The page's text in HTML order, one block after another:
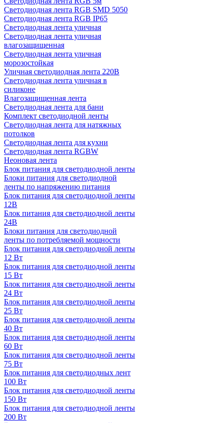
Светодиодная лента RGB SMD 5050
Светодиодная лента RGB IP65
Светодиодная лента уличная
Светодиодная лента уличная
влагозащищенная
Светодиодная лента уличная
морозостойкая
Уличная светодиодная лента 220В
Светодиодная лента уличная в
силиконе
Влагозащищенная лента
Светодиодная лента для бани
Комплект светодиодной ленты
Светодиодная лента для натяжных
потолков
Светодиодная лента для кухни
Светодиодная лента RGBW
Неоновая лента
Блок питания для светодиодной ленты
Блоки питания для светодиодной
ленты по напряжению питания
Блок питания для светодиодной ленты
12В
Блок питания для светодиодной ленты
24В
Блоки питания для светодиодной
ленты по потребляемой мощности
Блок питания для светодиодной ленты
12 Вт
Блок питания для светодиодной ленты
15 Вт
Блок питания для светодиодной ленты
24 Вт
Блок питания для светодиодной ленты
25 Вт
Блок питания для светодиодной ленты
40 Вт
Блок питания для светодиодной ленты
60 Вт
Блок питания для светодиодной ленты
75 Вт
Блок питания для светодиодных лент
100 Вт
Блок питания для светодиодной ленты
150 Вт
Блок питания для светодиодной ленты
200 Вт